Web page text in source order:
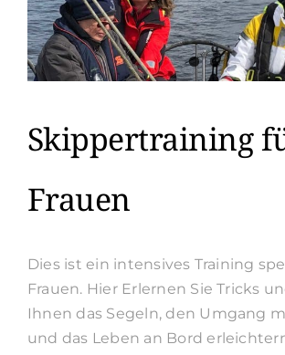
Skippertraining
Frauen
Dies ist ein intensives Training
Frauen. Hier Erlernen Sie Tricks
Ihnen das Segeln, den Umgang
und das Leben an Bord